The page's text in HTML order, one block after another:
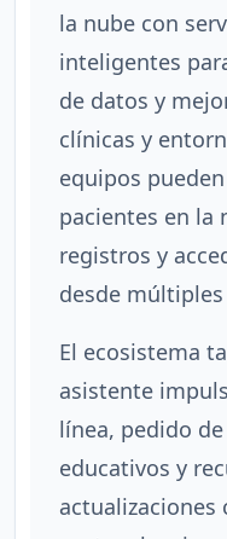
la nube con
inteligentes
de datos y
clínicas y
equipos
pacientes en la
registros y
desde
El ecosistema
asistente
línea, pedido
educativos y
actualizaciones